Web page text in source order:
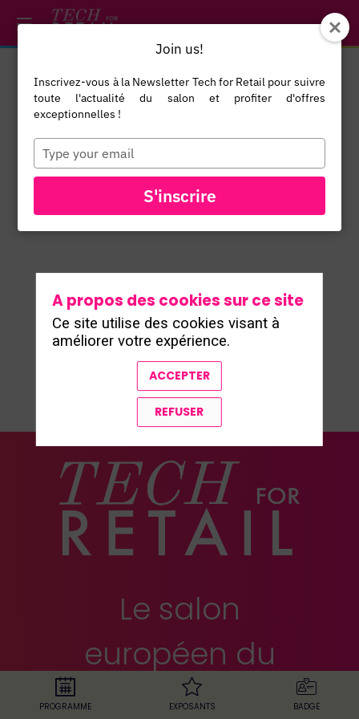
JL
Jorma
Product
Marketing
Manager
Splio
TOUS LES SPEAKERS
Le salon
européen du
retail
PROGRAMME EXPOSANTS BADGE
A propos des cookies sur ce site
Ce site utilise des cookies visant à
améliorer votre expérience.
ACCEPTER
REFUSER
*/
Join us!
Inscrivez-vous à la Newsletter Tech for Retail pour suivre
toute l'actualité du salon et profiter d'offres
exceptionnelles !
Type
your
email
S'inscrire